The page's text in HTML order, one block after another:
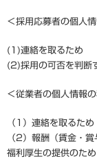
＜採用応募者の個人
(1)連絡を取るため
(2)採用の可否を判断
＜従業者の個人情報
（1）連絡を取るため
（2）報酬（賃金・
福利厚生の提供のため